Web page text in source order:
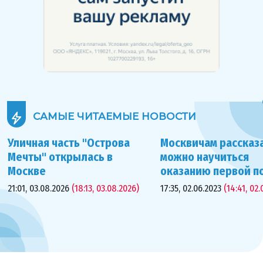
САМЫЕ ЧИТАЕМЫЕ НОВОСТИ
Уличная часть "Острова
Мечты" открылась в
Москве
21:01, 03.08.2026 (18:13, 03.08.2026)
Москвичам
можно научиться
оказанию первой
17:35, 02.06.2023 (14:41,